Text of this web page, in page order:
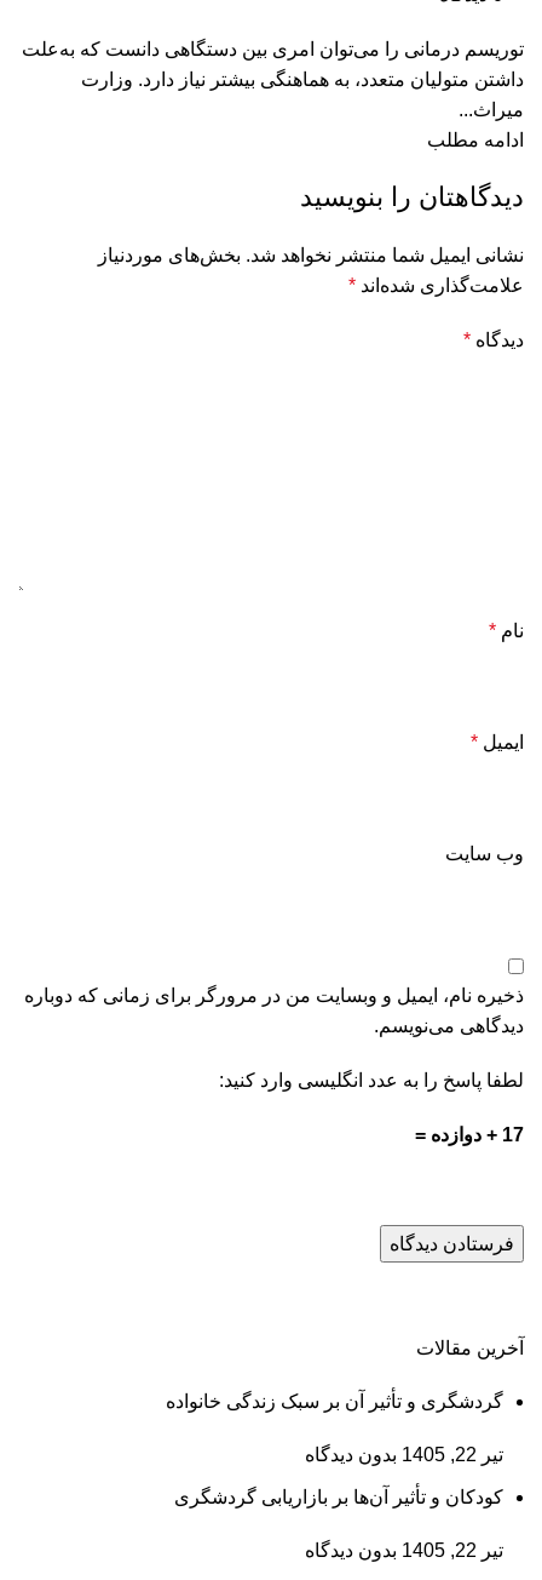
توریسم درمانی را می‌توان امری بین دستگاهی دانست که به‌علت
داشتن متولیان متعدد، به هماهنگی بیشتر نیاز دارد. وزارت
میراث...
ادامه مطلب
دیدگاهتان را بنویسید
نشانی ایمیل شما منتشر نخواهد شد. بخش‌های موردنیاز
علامت‌گذاری شده‌اند *
دیدگاه *
نام *
ایمیل *
وب‌ سایت
ذخیره نام، ایمیل و وبسایت من در مرورگر برای زمانی که دوباره
دیدگاهی می‌نویسم.
لطفا پاسخ را به عدد انگلیسی وارد کنید:
17 + دوازده =
آخرین مقالات
گردشگری و تأثیر آن بر سبک زندگی خانواده
تیر 22, 1405 بدون دیدگاه
کودکان و تأثیر آن‌ها بر بازاریابی گردشگری
تیر 22, 1405 بدون دیدگاه